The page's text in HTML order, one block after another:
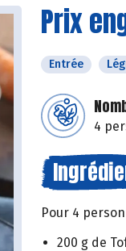
Prix
Entrée
4
Pour 4
200 g de